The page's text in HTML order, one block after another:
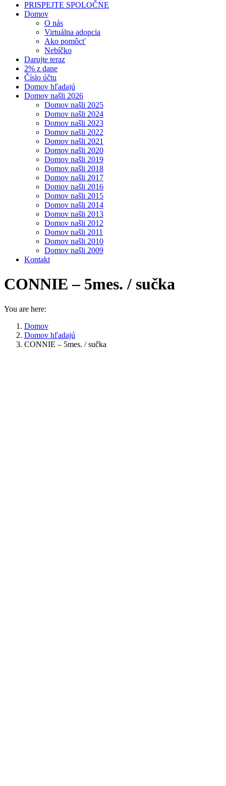
PRISPEJTE SPOLOČNE
Domov
O nás
Virtuálna adopcia
Ako pomôcť
Nebíčko
Darujte teraz
2% z dane
Číslo účtu
Domov hľadajú
Domov našli 2026
Domov našli 2025
Domov našli 2024
Domov našli 2023
Domov našli 2022
Domov našli 2021
Domov našli 2020
Domov našli 2019
Domov našli 2018
Domov našli 2017
Domov našli 2016
Domov našli 2015
Domov našli 2014
Domov našli 2013
Domov našli 2012
Domov našli 2011
Domov našli 2010
Domov našli 2009
Kontakt
CONNIE – 5mes. / sučka
You are here:
Domov
Domov hľadajú
CONNIE – 5mes. / sučka